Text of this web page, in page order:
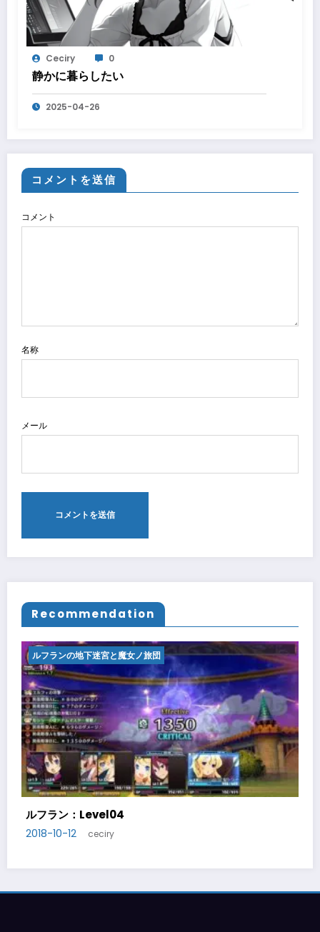
Ceciry 0
静かに暮らしたい
2025-04-26
コメントを送信
コメント
名称
メール
Recommendation
ルフランの地下迷宮と魔女ノ旅団
ルフラン：Level05
2018-10-14